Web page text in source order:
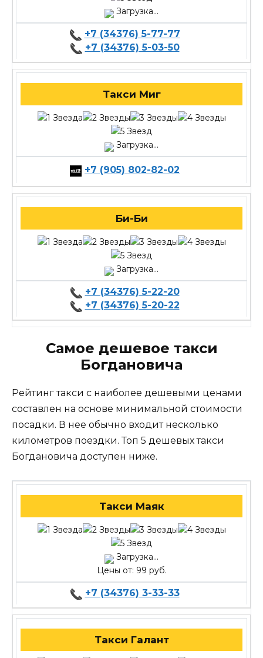
Загрузка...
+7 (34376) 5-77-77
+7 (34376) 5-03-50
Такси Миг
Загрузка...
+7 (905) 802-82-02
Би-Би
Загрузка...
+7 (34376) 5-22-20
+7 (34376) 5-20-22
Самое дешевое такси
Богдановича
Рейтинг такси с наиболее дешевыми ценами
составлен на основе минимальной стоимости
посадки. В нее обычно входит несколько
километров поездки. Топ 5 дешевых такси
Богдановича доступен ниже.
Такси Маяк
Загрузка...
Цены от: 99 руб.
+7 (34376) 3-33-33
Такси Галант